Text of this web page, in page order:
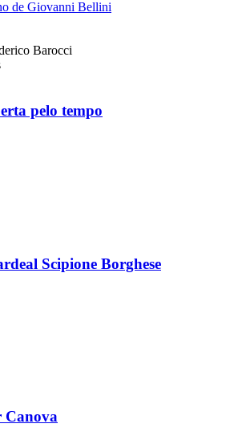
pelo tempo
Scipione Borghese
Canova